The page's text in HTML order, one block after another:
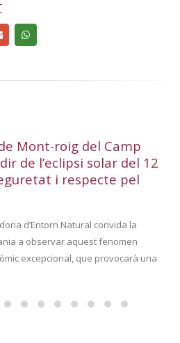
Mont-roig del Camp
de l’eclipsi solar del 12
i respecte pel
d’Entorn Natural convida la
a observar aquest fenomen
excepcional, que provocarà una